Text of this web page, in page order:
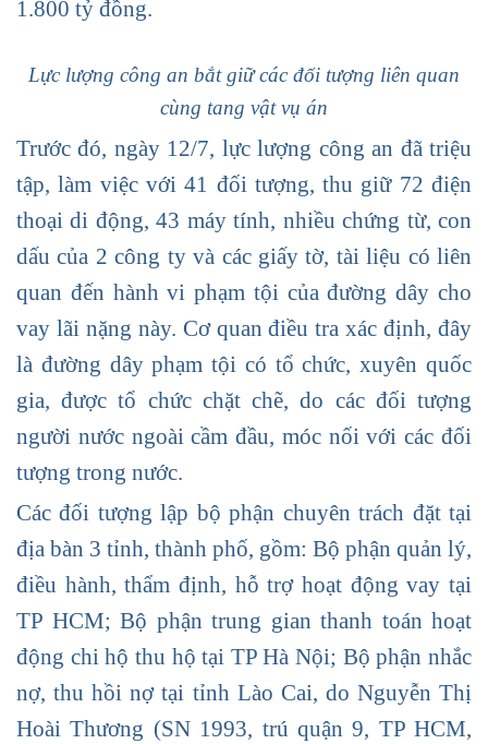
1.800 tỷ đồng.
Lực lượng công an bắt giữ các đối tượng liên quan
cùng tang vật vụ án
Trước đó, ngày 12/7, lực lượng công an đã triệu
tập, làm việc với 41 đối tượng, thu giữ 72 điện
thoại di động, 43 máy tính, nhiều chứng từ, con
dấu của 2 công ty và các giấy tờ, tài liệu có liên
quan đến hành vi phạm tội của đường dây cho
vay lãi nặng này. Cơ quan điều tra xác định, đây
là đường dây phạm tội có tổ chức, xuyên quốc
gia, được tổ chức chặt chẽ, do các đối tượng
người nước ngoài cầm đầu, móc nối với các đối
tượng trong nước.
Các đối tượng lập bộ phận chuyên trách đặt tại
địa bàn 3 tỉnh, thành phố, gồm: Bộ phận quản lý,
điều hành, thẩm định, hỗ trợ hoạt động vay tại
TP HCM; Bộ phận trung gian thanh toán hoạt
động chi hộ thu hộ tại TP Hà Nội; Bộ phận nhắc
nợ, thu hồi nợ tại tỉnh Lào Cai, do Nguyễn Thị
Hoài Thương (SN 1993, trú quận 9, TP HCM,